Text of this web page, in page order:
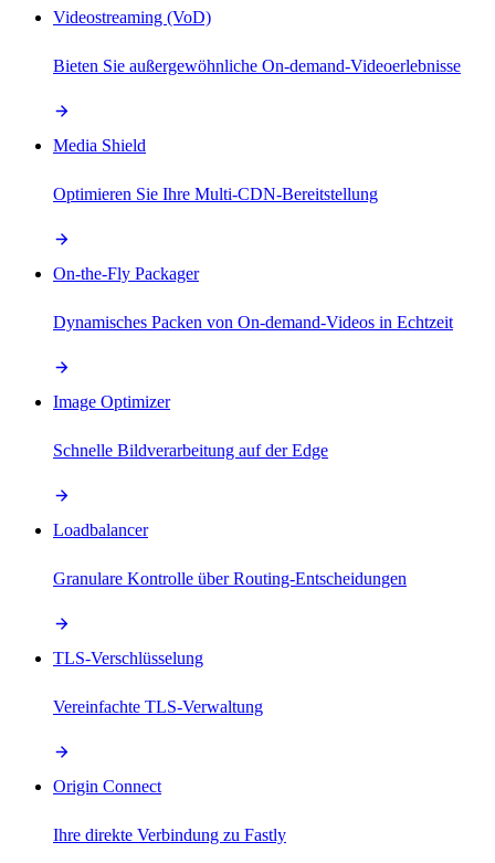
Videostreaming (VoD)
Bieten Sie außergewöhnliche On-demand-Videoerlebnisse
Media Shield
Optimieren Sie Ihre Multi-CDN-Bereitstellung
On-the-Fly Packager
Dynamisches Packen von On-demand-Videos in Echtzeit
Image Optimizer
Schnelle Bildverarbeitung auf der Edge
Loadbalancer
Granulare Kontrolle über Routing-Entscheidungen
TLS-Verschlüsselung
Vereinfachte TLS-Verwaltung
Origin Connect
Ihre direkte Verbindung zu Fastly